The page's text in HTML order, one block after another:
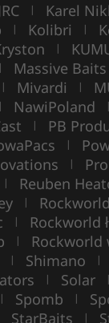
| Karel Nikl
| Kolibri |
|
| Massive Baits
| Mivardi |
| NawiPoland |
| PB
|
|
| Reuben
| Rockworld
| Rockworld ł
| Rockworld
| Shimano |
| Solar |
| Spomb |
StarBaits |